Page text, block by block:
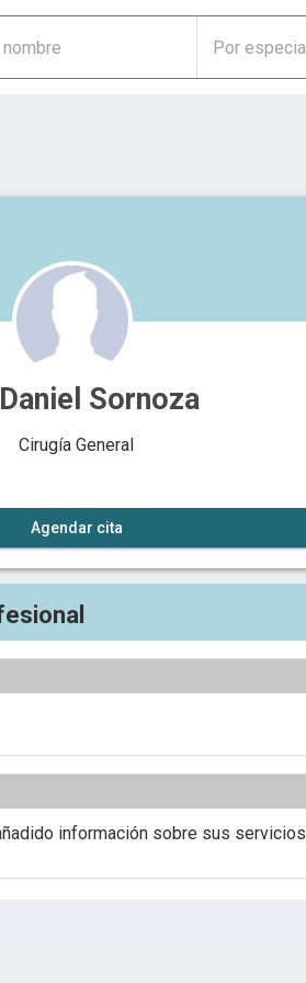
Sornoza
Cirugía General
Agendar cita
información sobre sus servicios